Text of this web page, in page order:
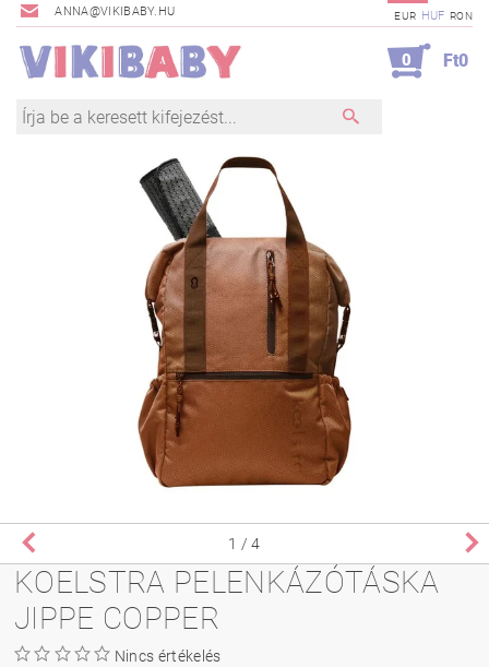
ANNA@VIKIBABY.HU EUR HUF RON
0 Ft0
1 / 4
KOELSTRA PELENKÁZÓTÁSKA
JIPPE COPPER
Nincs értékelés